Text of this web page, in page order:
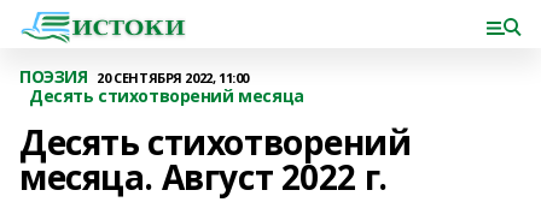
ПОЭЗИЯ 20 СЕНТЯБРЯ 2022, 11:00
Десять стихотворений месяца
Десять стихотворений
месяца. Август 2022 г.